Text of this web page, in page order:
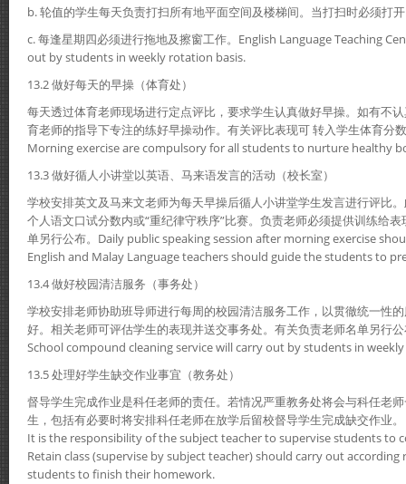
b. 轮值的学生每天负责打扫所有地平面空间及楼梯间。当打扫时必须打
c. 每逢星期四必须进行拖地及擦窗工作。English Language Teaching
out by students in weekly rotation basis.
13.2 做好每天的早操（体育处）
每天透过体育老师现场进行定点评比，要求学生认真做好早操。如有不
育老师的指导下专注的练好早操动作。有关评比表现可 转入学生体育分
Morning exercise are compulsory for all students to nurture healthy
13.3 做好循人小讲堂以英语、马来语发言的活动（校长室）
学校安排英文及马来文老师为每天早操后循人小讲堂学生发言进行评比
个人语文口试分数内或“重纪律守秩序”比赛。负责老师必须提供训练给
单另行公布。Daily public speaking session after morning exercise
English and Malay Language teachers should guide the students to
13.4 做好校园清洁服务（事务处）
学校安排老师协助班导师进行每周的校园清洁服务工作，以贯徹统一性
好。相关老师可评估学生的表现并送交事务处。有关负责老师名单另行
School compound cleaning service will carry out by students in
13.5 处理好学生缺交作业事宜（教务处）
督导学生完成作业是科任老师的责任。若情况严重教务处将会与科任老
生，包括有必要时将安排科任老师在放学后留校督导学生完成缺交作业。
It is the responsibility of the subject teacher to supervise students to
Retain class (supervise by subject teacher) should carry out
students to finish their homework.